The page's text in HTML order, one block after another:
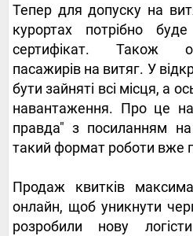
Тепер для допуску на
курортах потрібно
сертифікат. Також
пасажирів на витяг. У
бути зайняті всі місця, а
навантаження. Про це
правда" з посиланням
такий формат роботи вже
Продаж квитків
онлайн, щоб уникнути
розробили нову